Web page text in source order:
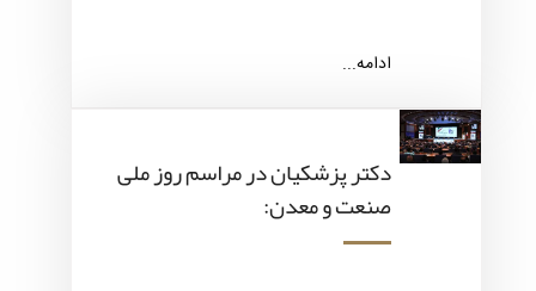
ادامه...
دکتر پزشکیان در مراسم روز ملی
صنعت و معدن: